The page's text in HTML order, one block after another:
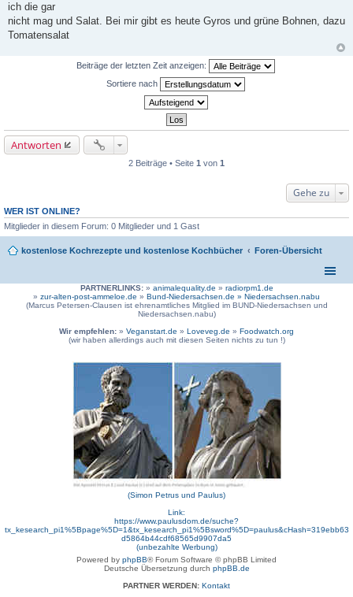
ich die gar
nicht mag und Salat. Bei mir gibt es heute Gyros und grüne Bohnen, dazu
Tomatensalat
Beiträge der letzten Zeit anzeigen:
Sortiere nach
Antworten
2 Beiträge • Seite 1 von 1
Gehe zu
WER IST ONLINE?
Mitglieder in diesem Forum: 0 Mitglieder und 1 Gast
kostenlose Kochrezepte und kostenlose Kochbücher Foren-Übersicht
PARTNERLINKS:» animalequality.de » radiorpm1.de
» zur-alten-post-ammeloe.de » Bund-Niedersachsen.de » Niedersachsen.nabu
(Marcus Petersen-Clausen ist ehrenamtliches Mitglied im BUND-Niedersachsen und
Niedersachsen.nabu)
Wir empfehlen: » Veganstart.de » Loveveg.de » Foodwatch.org
(wir haben allerdings auch mit diesen Seiten nichts zu tun !)
(Simon Petrus und Paulus)
Link:
https://www.paulusdom.de/suche?
tx_kesearch_pi1%5Bpage%5D=1&tx_kesearch_pi1%5Bsword%5D=paulus&cHash=319ebb63
d5864b44cdf68565d9907da5
(unbezahlte Werbung)
Powered by phpBB® Forum Software © phpBB Limited
Deutsche Übersetzung durch phpBB.de
PARTNER WERDEN: Kontakt